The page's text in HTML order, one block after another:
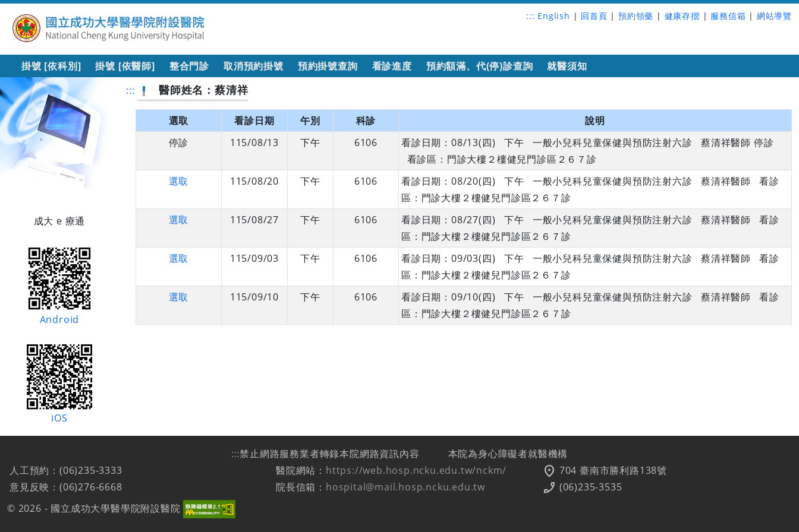
::: English | 回首頁 | 預約領藥 | 健康存摺 | 服務信箱 | 網站導覽
掛號 [依科別] 掛號 [依醫師] 整合門診 取消預約掛號 預約掛號查詢 看診進度 預約額滿、代(停)診查詢 就醫須知
成大 e 療通
Android
iOS
::: 醫師姓名：蔡清祥
選取 看診日期 午別 科診
說明
停診
115/08/13 下午 6106
看診日期：08/13(四) 下午 一般小兒科兒童保健與預防注射六診 蔡清祥醫師 停診
看診區：門診大樓２樓健兒門診區２６７診
選取
115/08/20 下午 6106
看診日期：08/20(四) 下午 一般小兒科兒童保健與預防注射六診 蔡清祥醫師 看診
區：門診大樓２樓健兒門診區２６７診
選取
115/08/27 下午 6106
看診日期：08/27(四) 下午 一般小兒科兒童保健與預防注射六診 蔡清祥醫師 看診
區：門診大樓２樓健兒門診區２６７診
選取
115/09/03 下午 6106
看診日期：09/03(四) 下午 一般小兒科兒童保健與預防注射六診 蔡清祥醫師 看診
區：門診大樓２樓健兒門診區２６７診
選取
115/09/10 下午 6106
看診日期：09/10(四) 下午 一般小兒科兒童保健與預防注射六診 蔡清祥醫師 看診
區：門診大樓２樓健兒門診區２６７診
:::禁止網路服務業者轉錄本院網路資訊內容
本院為身心障礙者就醫機構
人工預約：(06)235-3333
意見反映：(06)276-6668
醫院網站： https://web.hosp.ncku.edu.tw/nckm/
院長信箱： hospital@mail.hosp.ncku.edu.tw
location_on 704 臺南市勝利路138號
phone_enabled (06)235-3535
© 2026 - 國立成功大學醫學院附設醫院